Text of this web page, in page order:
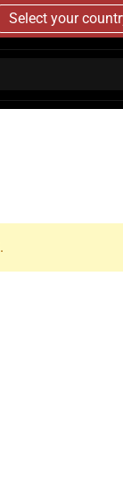
Select your
.